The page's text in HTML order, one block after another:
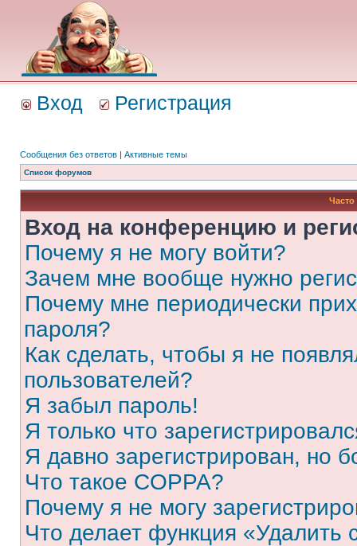
Вход Регистрация
Сообщения без ответов | Активные темы
Список форумов
Вход на конференцию и
Почему я не могу войти?
Зачем мне вообще нужно
Почему мне периодически
пароля?
Как сделать, чтобы я не
пользователей?
Я забыл пароль!
Я только что
Я давно зарегистрирован, но
Что такое COPPA?
Почему я не могу
Что делает функция «Удалить